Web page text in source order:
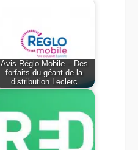
Avis Réglo Mobile – Des
forfaits du géant de la
distribution Leclerc